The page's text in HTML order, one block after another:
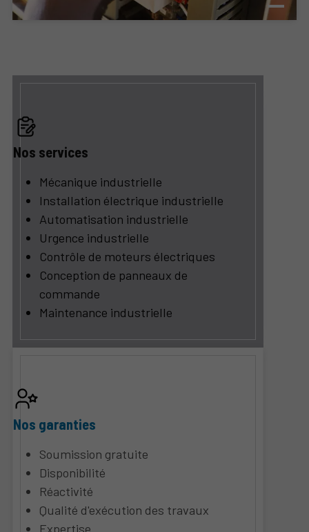
Nos services
Mécanique industrielle
Installation électrique industrielle
Automatisation industrielle
Urgence industrielle
Contrôle de moteurs électriques
Conception de panneaux de
commande
Maintenance industrielle
Nos garanties
Soumission gratuite
Disponibilité
Réactivité
Qualité d'exécution des travaux
Expertise